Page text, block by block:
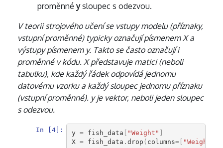
proměnné ysloupec s odezvou.
V teorii strojového učení se vstupy modelu (příznaky,
vstupní proměnné) typicky označují písmenem X a
výstupy písmenem y. Takto se často označují i
proměnné v kódu. X představuje matici (neboli
tabulku), kde každý řádek odpovídá jednomu
datovému vzorku a každý sloupec jednomu příznaku
(vstupní proměnné). y je vektor, neboli jeden sloupec
s odezvou.
In [4]: y = fish_data "Weight"
X = fish_data . drop ( columns=[ "Weight"